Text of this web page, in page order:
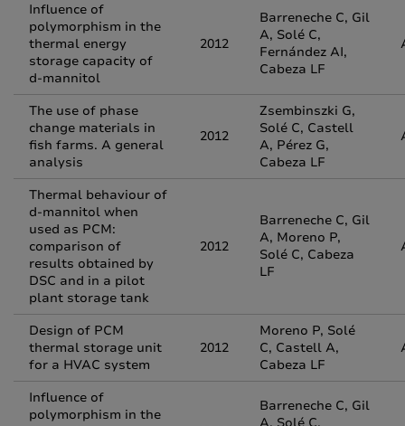
Influence of
polymorphism in the
thermal energy
storage capacity of
d-mannitol
2012
Barreneche C, Gil
A, Solé C,
Fernández AI,
Cabeza LF
The use of phase
change materials in
fish farms. A general
analysis
2012
Zsembinszki G,
Solé C, Castell
A, Pérez G,
Cabeza LF
Thermal behaviour of
d-mannitol when
used as PCM:
comparison of
results obtained by
DSC and in a pilot
plant storage tank
2012
Barreneche C, Gil
A, Moreno P,
Solé C, Cabeza
LF
Design of PCM
thermal storage unit
for a HVAC system
2012
Moreno P, Solé
C, Castell A,
Cabeza LF
Influence of
polymorphism in the
Barreneche C, Gil